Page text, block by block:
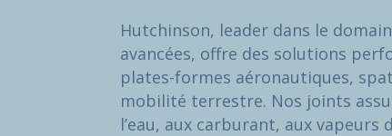
Hutchinson, leader dans le
avancées, offre des solutions
plates-formes aéronautiques,
mobilité terrestre. Nos joints
l’eau, aux carburant, aux